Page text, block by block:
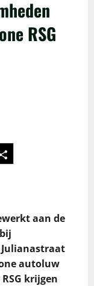
RSG
aan de
Julianastraat
autoluw
krijgen